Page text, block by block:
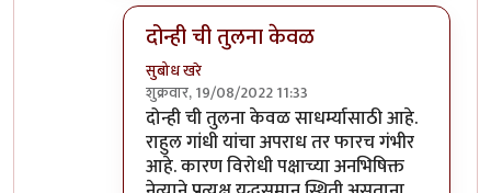
दोन्ही ची तुलना केवळ
सुबोध खरे
शुक्रवार, 19/08/2022 11:33
In reply toमाफ कराbyजेम्स वांड
दोन्ही ची तुलना केवळ साधर्म्यासाठी आहे.
राहुल गांधी यांचा अपराध तर फारच गंभीर
आहे. कारण विरोधी पक्षाच्या अनभिषिक्त